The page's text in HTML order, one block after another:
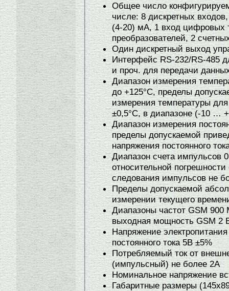
Общее число
числе: 8 дискретных
(4-20) мА, 1 вход цифровых
преобразователей, 2
Один дискретный выход
Интерфейс RS-232/RS-485
и проч. для передачи
Диапазон измерения
до +125°С, пределы
измерения температуры
±0,5°С, в диапазоне (-10 …
Диапазон измерения
пределы допускаемой
напряжения постоянного
Диапазон счета импульсов
относительной
следования импульсов не
Пределы допускаемой
измерении текущего
Диапазоны частот GSM
выходная мощность GSM 2
Напряжение
постоянного тока 5В ±5%
Потребляемый ток от
(импульсный) не более 2А
Номинальное напряжение
Габаритные размеры